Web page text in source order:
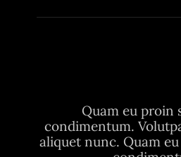
Quam eu proin
condimentum.
aliquet nunc. Quam